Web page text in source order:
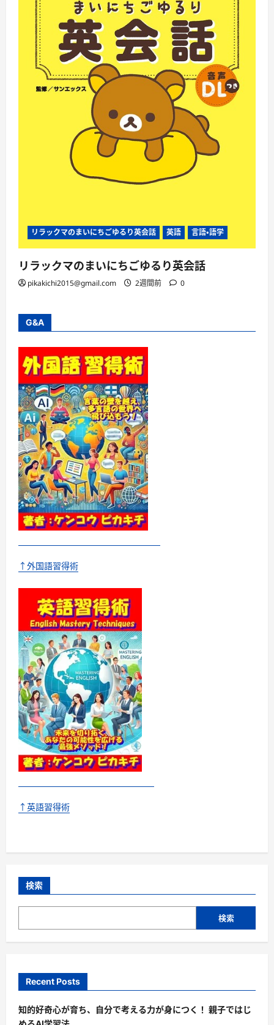
リラックマのまいにちごゆるり英会話 英語 言語・語学
リラックマのまいにちごゆるり英会話
pikakichi2015@gmail.com 2週間前 0
G&A
↑外国語習得術
↑英語習得術
検索
検索
Recent Posts
知的好奇心が育ち、自分で考える力が身につく！ 親子ではじ